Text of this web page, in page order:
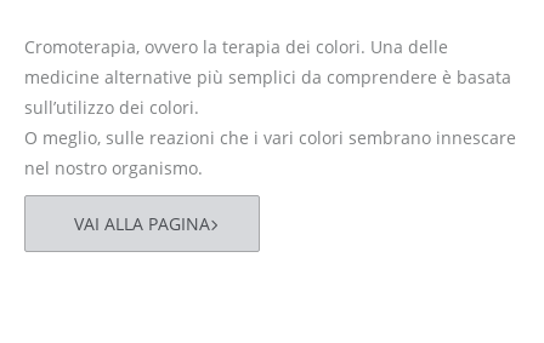
Cromoterapia, ovvero la terapia dei colori. Una delle
medicine alternative più semplici da comprendere è basata
sull’utilizzo dei colori.
O meglio, sulle reazioni che i vari colori sembrano innescare
nel nostro organismo.
VAI ALLA PAGINA